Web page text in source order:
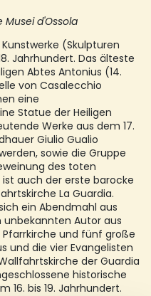
Musei d'Ossola
(Skulpturen
Jahrhundert. Das älteste
Abtes Antonius (14.
von Casalecchio
eine
Statue der Heiligen
Werke aus dem 17.
Giulio Gualio
sowie die Gruppe
des toten
ist auch der erste barocke
La Guardia.
ein Abendmahl aus
Autor aus
und fünf große
und die vier Evangelisten
der Guardia
historische
16. bis 19. Jahrhundert.